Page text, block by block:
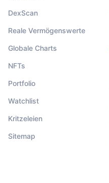
DexScan
Reale Vermögenswerte
Globale Charts
NFTs
Portfolio
Watchlist
Kritzeleien
Sitemap